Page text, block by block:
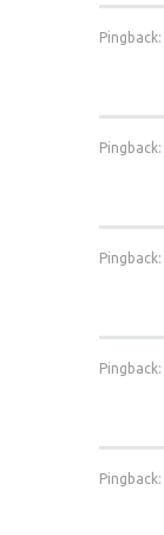
Pingback:
Pingback:
Pingback:
Pingback:
Pingback: